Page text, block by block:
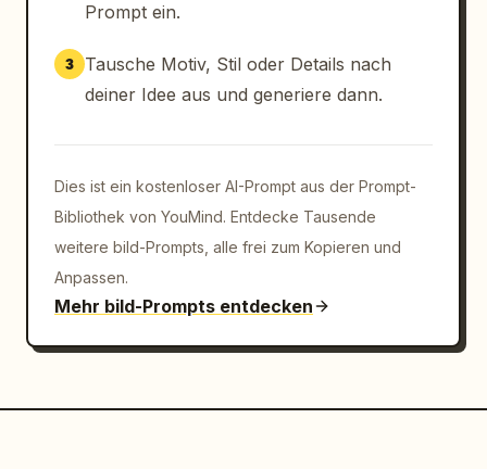
Prompt ein.
3
Tausche Motiv, Stil oder Details nach
deiner Idee aus und generiere dann.
Dies ist ein kostenloser AI-Prompt aus der Prompt-
Bibliothek von YouMind. Entdecke Tausende
weitere bild-Prompts, alle frei zum Kopieren und
Anpassen.
Mehr bild-Prompts entdecken